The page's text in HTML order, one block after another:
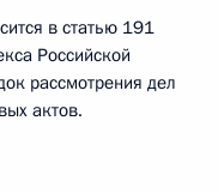
в статью 191
Российской
рассмотрения дел
актов.